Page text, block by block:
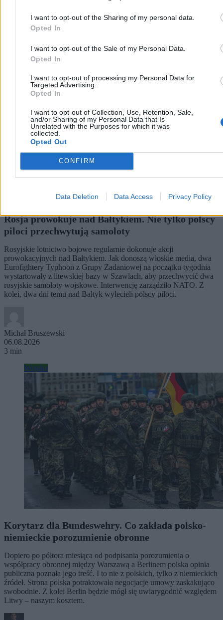
I want to opt-out of the Sharing of my personal data.
Opted In
I want to opt-out of the Sale of my Personal Data.
Opted In
I want to opt-out of processing my Personal Data for
Targeted Advertising.
Opted In
I want to opt-out of Collection, Use, Retention, Sale,
and/or Sharing of my Personal Data that Is
Unrelated with the Purposes for which it was
collected.
Opted Out
CONFIRM
Data Deletion Data Access Privacy Policy
Wojsko
Rosja prowokuje nad Bałtykiem. Nie tylko polscy
piloci przechwytują samoloty
Rosyjskie lotnictwo bojowe regularnie dokonuje akcji
prowokacyjnych nad Bałtykiem. Jak donoszą włoskie media, dwa
Eurofightery Typhoon z Grupy Zadaniowej na początku tygodnia
wystartowały z litewskiej bazy w Szawlach, aby przechwycić dwa
rosyjskie samoloty wojskowe. Interwencję zarządziło NATO. Z
kolei, dwa dni temu nad Bałtyk wylecieli polscy piloci.
Michał Bruszewski
06.08.2026
3 min
Wojsko
Korytarz dla Bundeswehry. Co zakłada polsko-
niemieckie porozumienie obronne
Dopiero po półtora miesiąca od podpisania porozumienia o
współpracy obronnej między Warszawą a Berlinem polska opinia
publiczna poznała jego treść. I to nie z polskich, tylko z niemieckich
źródeł. Strona polska potraktowała negocjacje umowy zaskakująco
swobodnie. Z kolei Berlin będzie mógł się uwiarygodnić względem
Litwy – naszym kosztem.